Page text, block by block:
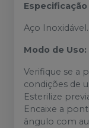
Aço Inoxidável.
Modo de Uso:
Verifique se a
condições de
Esterilize
Encaixe a
ângulo com